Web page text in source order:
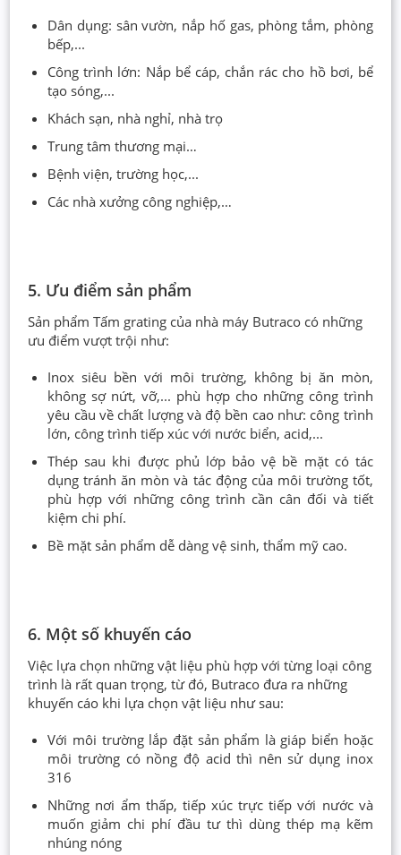
Dân dụng: sân vườn, nắp hố gas, phòng tắm, phòng
bếp,...
Công trình lớn: Nắp bể cáp, chắn rác cho hồ bơi, bể
tạo sóng,...
Khách sạn, nhà nghỉ, nhà trọ
Trung tâm thương mại…
Bệnh viện, trường học,...
Các nhà xưởng công nghiệp,…
5. Ưu điểm sản phẩm
Sản phẩm Tấm grating của nhà máy Butraco có những
ưu điểm vượt trội như:
Inox siêu bền với môi trường, không bị ăn mòn,
không sợ nứt, vỡ,... phù hợp cho những công trình
yêu cầu về chất lượng và độ bền cao như: công trình
lớn, công trình tiếp xúc với nước biển, acid,...
Thép sau khi được phủ lớp bảo vệ bề mặt có tác
dụng tránh ăn mòn và tác động của môi trường tốt,
phù hợp với những công trình cần cân đối và tiết
kiệm chi phí.
Bề mặt sản phẩm dễ dàng vệ sinh, thẩm mỹ cao.
6. Một số khuyến cáo
Việc lựa chọn những vật liệu phù hợp với từng loại công
trình là rất quan trọng, từ đó, Butraco đưa ra những
khuyến cáo khi lựa chọn vật liệu như sau:
Với môi trường lắp đặt sản phẩm là giáp biển hoặc
môi trường có nồng độ acid thì nên sử dụng inox
316
Những nơi ẩm thấp, tiếp xúc trực tiếp với nước và
muốn giảm chi phí đầu tư thì dùng thép mạ kẽm
nhúng nóng